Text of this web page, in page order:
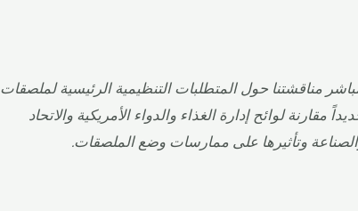
مناقشتنا حول المتطلبات التنظيمية الرئيسية لملصقات
مقارنة لوائح إدارة الغذاء والدواء الأمريكية والاتحاد
وتأثيرها على ممارسات وضع الملصقات.